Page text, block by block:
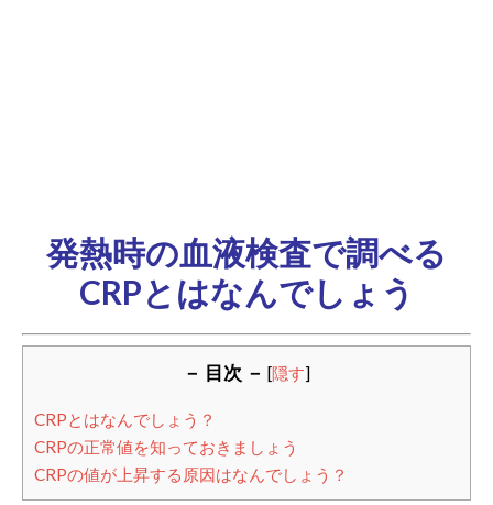
発熱時の血液検査で調べる
CRPとはなんでしょう
－ 目次 － [隠す]
CRPとはなんでしょう？
CRPの正常値を知っておきましょう
CRPの値が上昇する原因はなんでしょう？